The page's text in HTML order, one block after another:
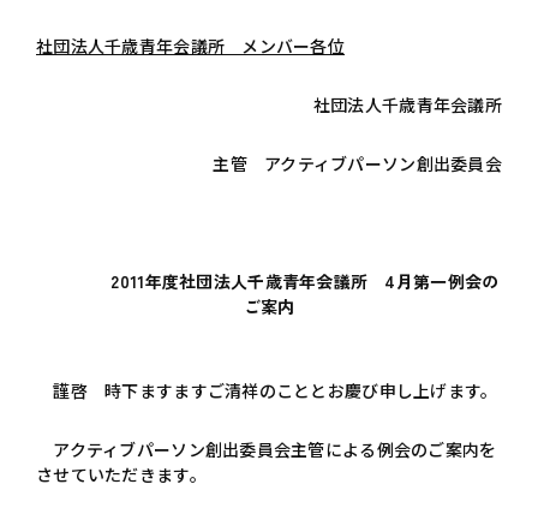
社団法人千歳青年会議所 メンバー各位
社団法人千歳青年会議所
主管 アクティブパーソン創出委員会
2011年度社団法人千歳青年会議所 4月第一例会の
ご案内
謹啓 時下ますますご清祥のこととお慶び申し上げます。
アクティブパーソン創出委員会主管による例会のご案内を
させていただきます。